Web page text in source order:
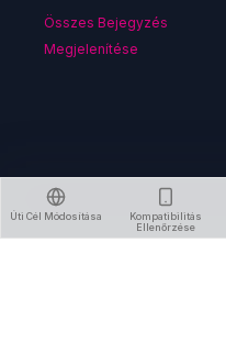
Összes Bejegyzés
Megjelenítése
Úti Cél Módosítása
Kompatibilitás
Ellenőrzése